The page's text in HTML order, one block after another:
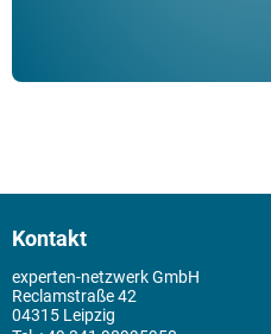
Kontakt
experten-netzwerk GmbH
Reclamstraße 42
04315 Leipzig